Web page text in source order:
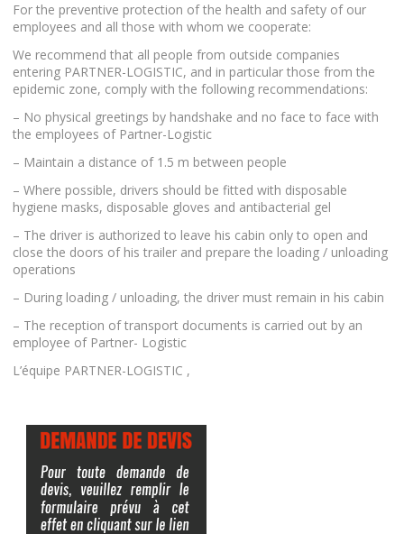
For the preventive protection of the health and safety of our
employees and all those with whom we cooperate:
We recommend that all people from outside companies
entering PARTNER-LOGISTIC, and in particular those from the
epidemic zone, comply with the following recommendations:
– No physical greetings by handshake and no face to face with
the employees of Partner-Logistic
– Maintain a distance of 1.5 m between people
– Where possible, drivers should be fitted with disposable
hygiene masks, disposable gloves and antibacterial gel
– The driver is authorized to leave his cabin only to open and
close the doors of his trailer and prepare the loading / unloading
operations
– During loading / unloading, the driver must remain in his cabin
– The reception of transport documents is carried out by an
employee of Partner- Logistic
L’équipe PARTNER-LOGISTIC ,